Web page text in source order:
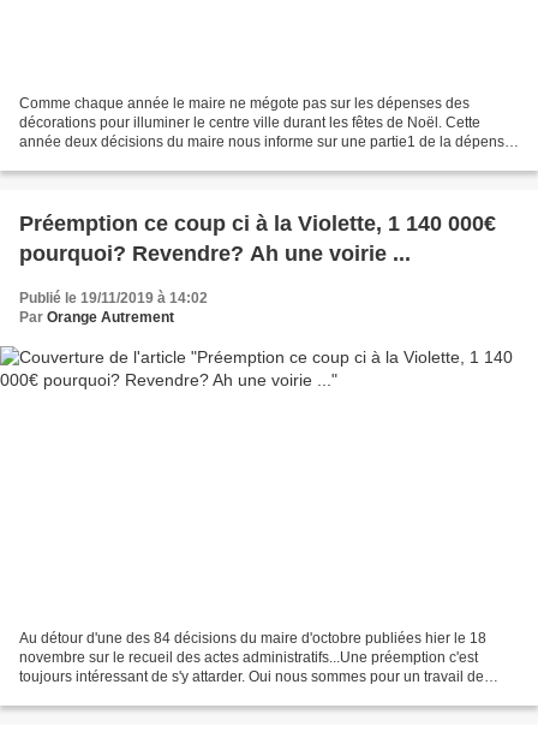
Comme chaque année le maire ne mégote pas sur les dépenses des
décorations pour illuminer le centre ville durant les fêtes de Noël. Cette
année deux décisions du maire nous informe sur une partie1 de la dépense.
Préemption ce coup ci à la Violette, 1 140 000€
pourquoi? Revendre? Ah une voirie ...
Publié le 19/11/2019 à 14:02
Par Orange Autrement
Au détour d'une des 84 décisions du maire d'octobre publiées hier le 18
novembre sur le recueil des actes administratifs...Une préemption c'est
toujours intéressant de s'y attarder. Oui nous sommes pour un travail de